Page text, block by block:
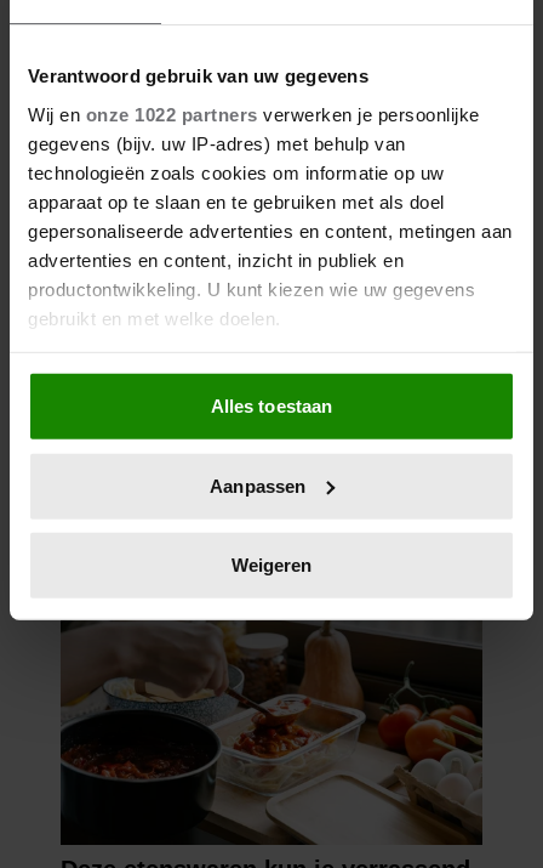
Verantwoord gebruik van uw gegevens
Wij en onze 1022 partners verwerken je persoonlijke
gegevens (bijv. uw IP-adres) met behulp van
technologieën zoals cookies om informatie op uw
apparaat op te slaan en te gebruiken met als doel
gepersonaliseerde advertenties en content, metingen aan
advertenties en content, inzicht in publiek en
productontwikkeling. U kunt kiezen wie uw gegevens
gebruikt en met welke doelen.
Als u het toestaat, willen we ook graag:
Informatie verzamelen over uw geografische
locatie, die tot een paar meter nauwkeurig kan zijn
scannen op specifieke eigenschappen (fingerprinting)
verwerkt en stel uw voorkeuren in het
intrekken in de Cookieverklaring.
We gebruiken cookies om content en advertenties te
personaliseren, om functies voor social media te bieden
en om ons websiteverkeer te analyseren. Ook delen we
informatie over uw gebruik van onze site met onze
partners voor social media, adverteren en analyse. Deze
partners kunnen deze gegevens combineren met andere
informatie die u aan ze heeft verstrekt of die ze hebben
Alles toestaan
Aanpassen
Weigeren